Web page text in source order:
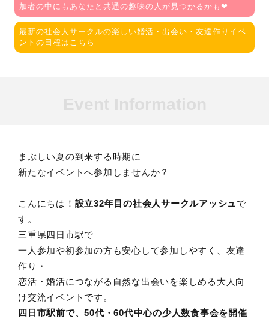
加者の中にもあなたと共通の趣味の人が見つかるかも❤
最新の社会人サークルの楽しい婚活・出会い・友達作りイベ
ントの日程はこちら
まぶしい夏の到来する時期に
新たなイベントへ参加しませんか？
こんにちは！ 設立32年目の社会人サークルアッシュで
す。
三重県四日市駅で
一人参加や初参加の方も安心して参加しやすく、友達
作り・
恋活・婚活につながる自然な出会いを楽しめる大人向
け交流イベントです。
四日市駅前で、50代・60代中心の少人数食事会を開催